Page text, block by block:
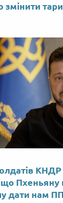
змінити
КНДР
Пхеньяну
дати нам